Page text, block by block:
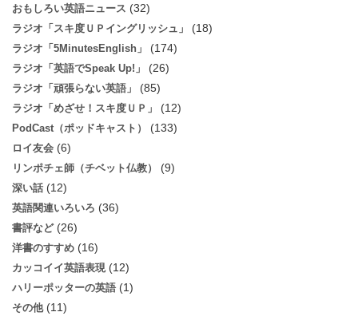
おもしろい英語ニュース (32)
ラジオ「スキ度ＵＰイングリッシュ」 (18)
ラジオ「5MinutesEnglish」 (174)
ラジオ「英語でSpeak Up!」 (26)
ラジオ「頑張らない英語」 (85)
ラジオ「めざせ！スキ度ＵＰ」 (12)
PodCast（ポッドキャスト） (133)
ロイ友会 (6)
リンポチェ師（チベット仏教） (9)
深い話 (12)
英語関連いろいろ (36)
書評など(26)
洋書のすすめ (16)
カッコイイ英語表現 (12)
ハリーポッターの英語 (1)
その他(11)